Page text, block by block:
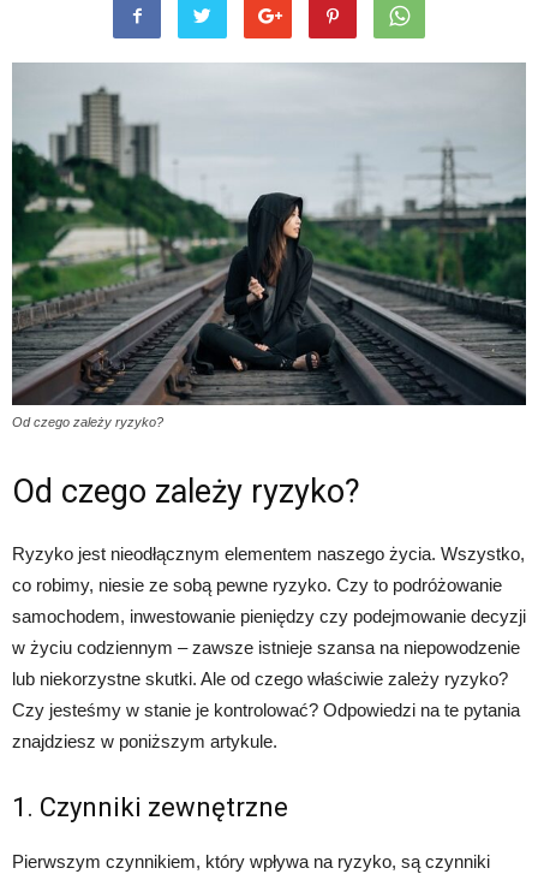
Od czego zależy ryzyko?
Od czego zależy ryzyko?
Ryzyko jest nieodłącznym elementem naszego życia. Wszystko,
co robimy, niesie ze sobą pewne ryzyko. Czy to podróżowanie
samochodem, inwestowanie pieniędzy czy podejmowanie decyzji
w życiu codziennym – zawsze istnieje szansa na niepowodzenie
lub niekorzystne skutki. Ale od czego właściwie zależy ryzyko?
Czy jesteśmy w stanie je kontrolować? Odpowiedzi na te pytania
znajdziesz w poniższym artykule.
1. Czynniki zewnętrzne
Pierwszym czynnikiem, który wpływa na ryzyko, są czynniki